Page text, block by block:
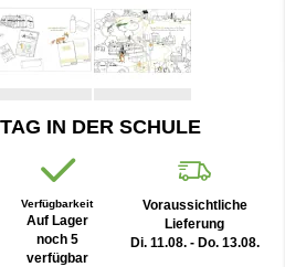
IN DER SCHULE
Verfügbarkeit
Auf Lager
noch 5
verfügbar
Voraussichtliche
Lieferung
Di. 11.08. - Do. 13.08.